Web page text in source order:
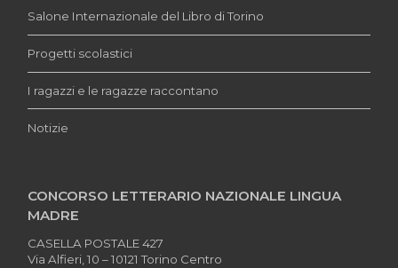
Salone Internazionale del Libro di Torino
Progetti scolastici
I ragazzi e le ragazze raccontano
Notizie
CONCORSO LETTERARIO NAZIONALE LINGUA
MADRE
CASELLA POSTALE 427
Via Alfieri, 10 – 10121 Torino Centro